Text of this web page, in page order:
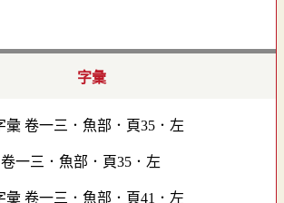
字彙
卷一三．魚部．頁35．左